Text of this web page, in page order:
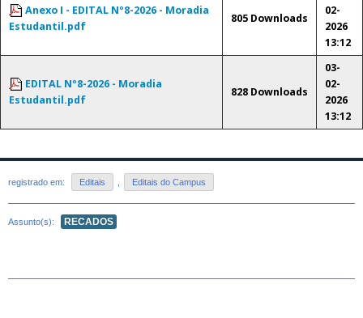
Anexo I - EDITAL Nº8-2026 - Moradia
Estudantil.pdf
805 Downloads
02-
2026
13:12
EDITAL Nº8-2026 - Moradia
Estudantil.pdf
828 Downloads
03-
02-
2026
13:12
registrado em: Editais Editais do Campus
Assunto(s): RECADOS